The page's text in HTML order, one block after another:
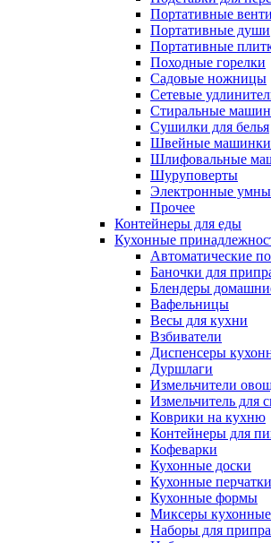
Портативные
Портативные души
Портативные
Походные горелки
Садовые ножницы
Сетевые
Стиральные
Сушилки для белья
Швейные машинки
Шлифовальные
Шуруповерты
Электронные
Прочее
Контейнеры для еды
Кухонные
Автоматические
Баночки для
Блендеры
Вафельницы
Весы для кухни
Взбиватели
Диспенсеры
Дуршлаги
Измельчители
Измельчитель для
Коврики на кухню
Контейнеры для
Кофеварки
Кухонные доски
Кухонные перчатки
Кухонные формы
Миксеры кухонные
Наборы для